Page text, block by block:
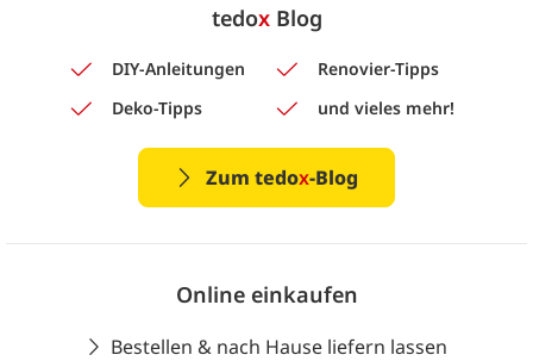
tedoxBlog
DIY-Anleitungen
Renovier-Tipps
Deko-Tipps
und vieles mehr!
Zum tedox-Blog
Online einkaufen
Bestellen & nach Hause liefern lassen